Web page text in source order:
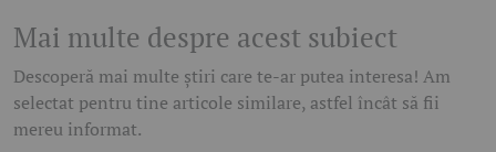
Mai multe despre acest subiect
Descoperă mai multe știri care te-ar putea interesa! Am
selectat pentru tine articole similare, astfel încât să fii
mereu informat.